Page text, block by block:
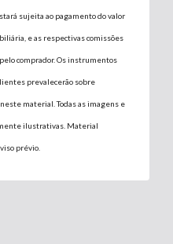
sujeita ao pagamento do valor
e as respectivas comissões
comprador. Os instrumentos
prevalecerão sobre
material. Todas as imagens e
ilustrativas. Material
prévio.